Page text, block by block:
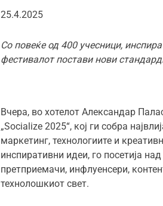
25.4.2025
Со повеќе од 400 учесници,
фестивалот постави нови
Вчера, во хотелот Александар
„Socialize 2025“, кој ги собра
маркетинг, технологиите и
инспиративни идеи, го посетија
претприемачи, инфлуенсери,
технолошкиот свет.